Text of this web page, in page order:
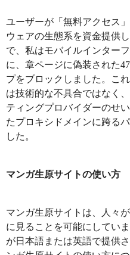
ユーザーが「無料アクセス
ウェアの生態系を資金提供
で、私はモバイルインター
に、章ページに偽装された
プをブロックしました。こ
は技術的な不具合ではなく
ティングプロバイダーのせ
たプロキシドメインに跨る
した。
マンガ生原サイトの使い方
マンガ生原サイトは、人々
に見ることを可能にしてい
が日本語または英語で提供